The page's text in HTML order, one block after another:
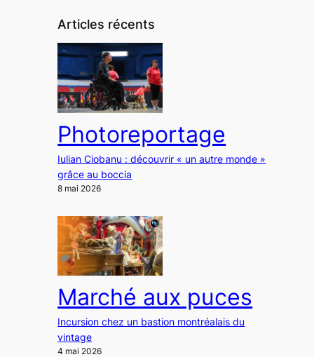
Articles récents
Photoreportage
Iulian Ciobanu : découvrir « un autre monde »
grâce au boccia
8 mai 2026
Marché aux puces
Incursion chez un bastion montréalais du
vintage
4 mai 2026